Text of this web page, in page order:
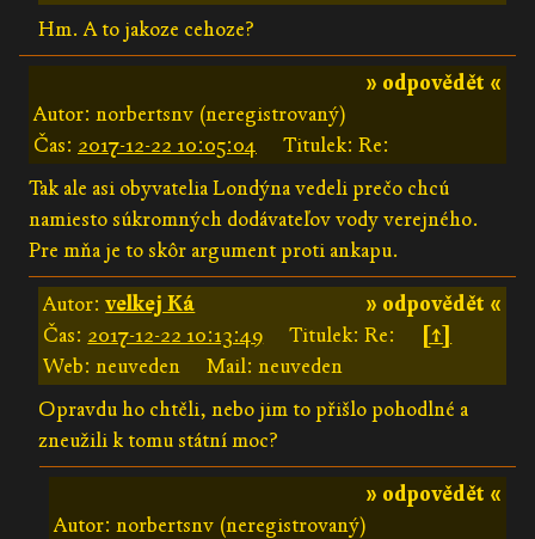
Hm. A to jakoze cehoze?
» odpovědět «
Autor: norbertsnv (neregistrovaný)
Čas: 2017-12-22 10:05:04
Titulek: Re:
Tak ale asi obyvatelia Londýna vedeli prečo chcú
namiesto súkromných dodávateľov vody verejného.
Pre mňa je to skôr argument proti ankapu.
» odpovědět «
Autor:velkej Ká
Čas: 2017-12-22 10:13:49 Titulek: Re:
[↑]
Web: neuveden
Mail: neuveden
Opravdu ho chtěli, nebo jim to přišlo pohodlné a
zneužili k tomu státní moc?
» odpovědět «
Autor: norbertsnv (neregistrovaný)